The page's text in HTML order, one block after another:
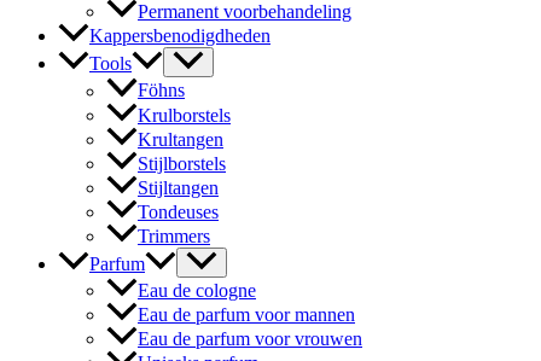
Permanent voorbehandeling
Kappersbenodigdheden
Tools
Föhns
Krulborstels
Krultangen
Stijlborstels
Stijltangen
Tondeuses
Trimmers
Parfum
Eau de cologne
Eau de parfum voor mannen
Eau de parfum voor vrouwen